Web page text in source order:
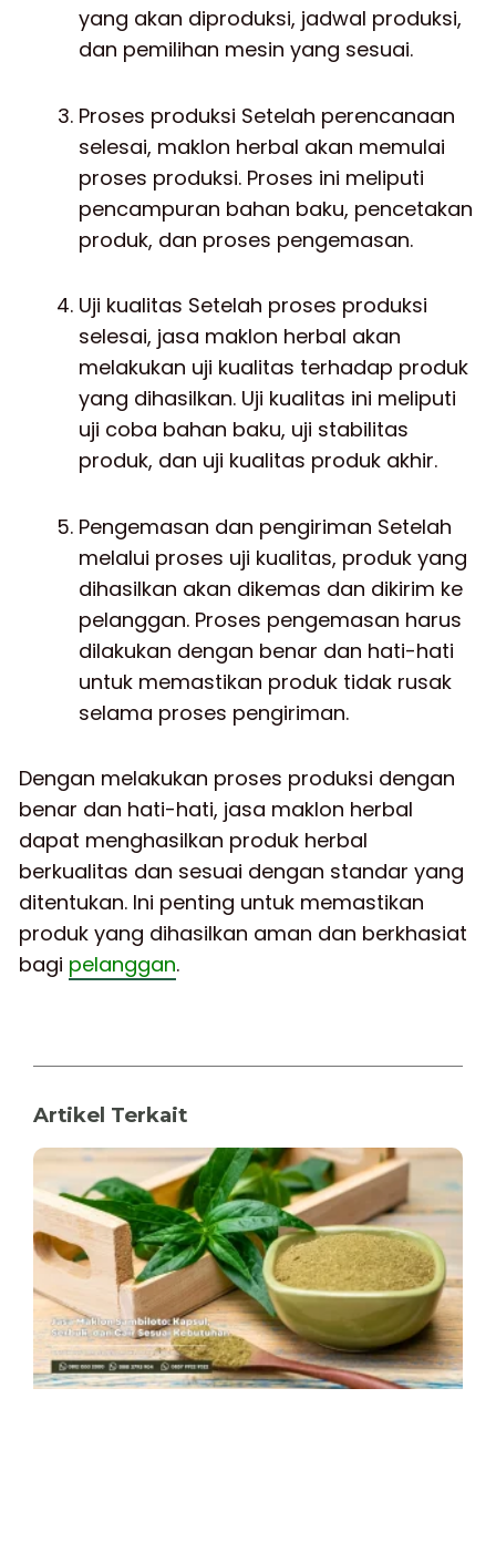
yang akan diproduksi, jadwal produksi,
dan pemilihan mesin yang sesuai.
Proses produksi Setelah perencanaan
selesai, maklon herbal akan memulai
proses produksi. Proses ini meliputi
pencampuran bahan baku, pencetakan
produk, dan proses pengemasan.
Uji kualitas Setelah proses produksi
selesai, jasa maklon herbal akan
melakukan uji kualitas terhadap produk
yang dihasilkan. Uji kualitas ini meliputi
uji coba bahan baku, uji stabilitas
produk, dan uji kualitas produk akhir.
Pengemasan dan pengiriman Setelah
melalui proses uji kualitas, produk yang
dihasilkan akan dikemas dan dikirim ke
pelanggan. Proses pengemasan harus
dilakukan dengan benar dan hati-hati
untuk memastikan produk tidak rusak
selama proses pengiriman.
Dengan melakukan proses produksi dengan
benar dan hati-hati, jasa maklon herbal
dapat menghasilkan produk herbal
berkualitas dan sesuai dengan standar yang
ditentukan. Ini penting untuk memastikan
produk yang dihasilkan aman dan berkhasiat
bagi pelanggan.
Artikel Terkait